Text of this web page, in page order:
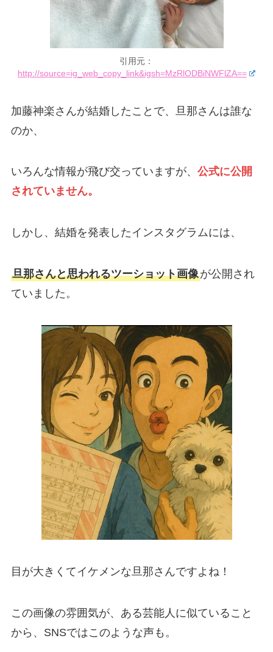
引用元：
http://source=ig_web_copy_link&igsh=MzRlODBiNWFlZA==
加藤神楽さんが結婚したことで、旦那さんは誰な
のか、
いろんな情報が飛び交っていますが、 公式に公開
されていません。
しかし、結婚を発表したインスタグラムには、
旦那さんと思われるツーショット画像が公開され
ていました。
目が大きくてイケメンな旦那さんですよね！
この画像の雰囲気が、ある芸能人に似ていること
から、SNSではこのような声も。